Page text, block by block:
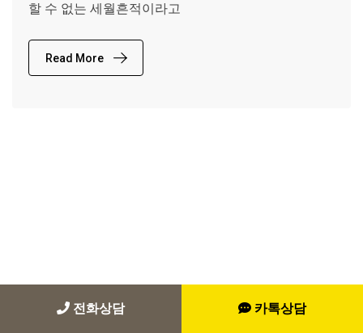
할 수 없는 세월흔적이라고
Read More
카톡상담
전화상담